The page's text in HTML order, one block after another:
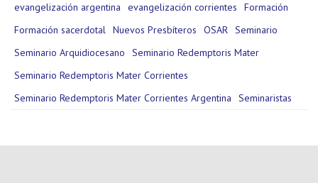
evangelización argentina
evangelización corrientes
Formación
Formación sacerdotal Nuevos Presbíteros OSAR Seminario
Seminario Arquidiocesano
Seminario Redemptoris Mater
Seminario Redemptoris Mater Corrientes
Seminario Redemptoris Mater Corrientes Argentina
Seminaristas